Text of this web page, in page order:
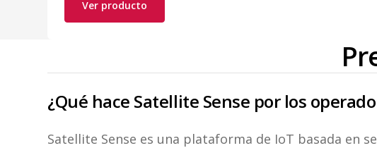
Ver producto
¿Qué hace Satellite Sense por los
Satellite Sense es una plataforma de IoT basada en